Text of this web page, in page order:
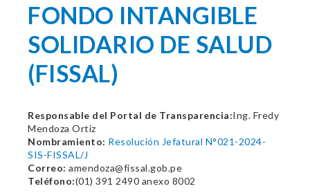
FONDO INTANGIBLE
SOLIDARIO DE SALUD
(FISSAL)
Responsable del Portal de Transparencia:Ing. Fredy
Mendoza Ortiz
Nombramiento: Resolución Jefatural N°021-2024-
SIS-FISSAL/J
Correo: amendoza@fissal.gob.pe
Teléfono:(01) 391 2490 anexo 8002